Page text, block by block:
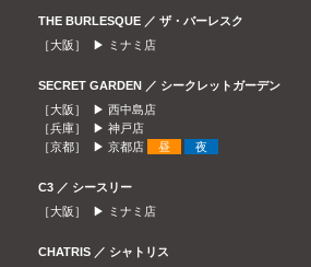
THE BURLESQUE ／ ザ・バーレスク
［大阪］ ▶
ミナミ店
SECRET GARDEN ／ シークレットガーデン
［大阪］ ▶ 西中島店
［兵庫］ ▶ 神戸店
［京都］ ▶ 京都店 昼 夜
C3 ／ シースリー
［大阪］ ▶
ミナミ店
CHATRIS ／ シャトリス